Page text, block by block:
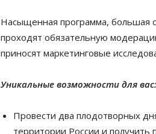
Насыщенная программа, большая
проходят обязательную
приносят маркетинговые
Уникальные возможности для вас:
Провести два плодотворных
территории России и получить